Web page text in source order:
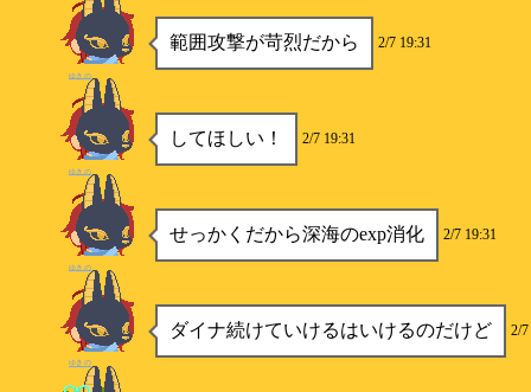
範囲攻撃が苛烈だから 2/7 19:31
ゆきの
してほしい！ 2/7 19:31
ゆきの
せっかくだから深海のexp消化 2/7 19:31
ゆきの
ダイナ続けていけるはいけるのだけど 2/
ゆきの